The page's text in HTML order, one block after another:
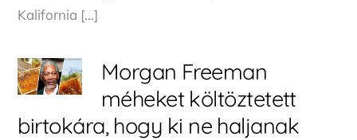
Kalifornia […]
Morgan Freeman
méheket költöztetett
birtokára, hogy ki ne haljanak